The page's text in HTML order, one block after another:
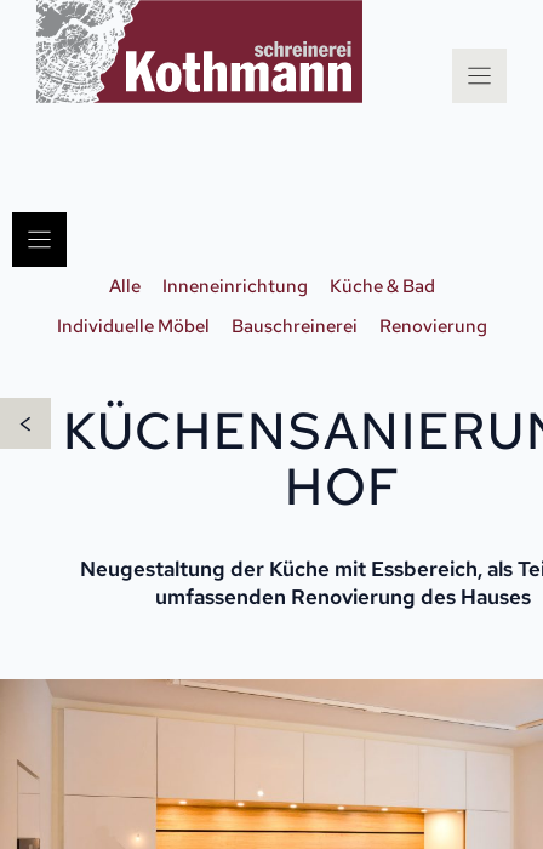
Inhalt
springen
Alle Inneneinrichtung
Küche & Bad
Individuelle Möbel
Bauschreinerei Renovierung
<
HOF
Neugestaltung der Küche mit Essbereich, als
umfassenden Renovierung des Hauses